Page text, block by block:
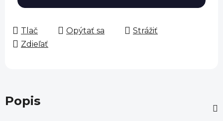
Tlač Opýtať sa
Strážiť
Zdieľať
Popis